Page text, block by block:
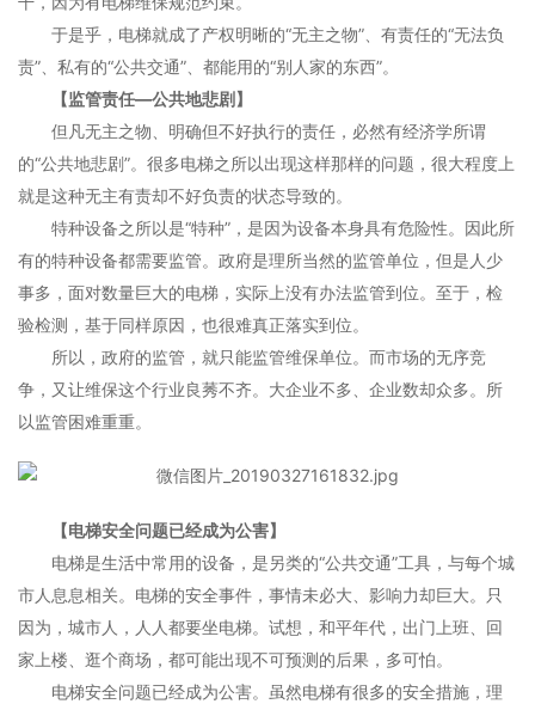
于是乎，电梯就成了产权明晰的“无主之物”、有责任的“无法负
责”、私有的“公共交通”、都能用的“别人家的东西”。
【监管责任—公共地悲剧】
但凡无主之物、明确但不好执行的责任，必然有经济学所谓
的“公共地悲剧”。很多电梯之所以出现这样那样的问题，很大程度上
就是这种无主有责却不好负责的状态导致的。
特种设备之所以是“特种”，是因为设备本身具有危险性。因此所
有的特种设备都需要监管。政府是理所当然的监管单位，但是人少
事多，面对数量巨大的电梯，实际上没有办法监管到位。至于，检
验检测，基于同样原因，也很难真正落实到位。
所以，政府的监管，就只能监管维保单位。而市场的无序竞
争，又让维保这个行业良莠不齐。大企业不多、企业数却众多。所
以监管困难重重。
【电梯安全问题已经成为公害】
电梯是生活中常用的设备，是另类的“公共交通”工具，与每个城
市人息息相关。电梯的安全事件，事情未必大、影响力却巨大。只
因为，城市人，人人都要坐电梯。试想，和平年代，出门上班、回
家上楼、逛个商场，都可能出现不可预测的后果，多可怕。
电梯安全问题已经成为公害。虽然电梯有很多的安全措施，理